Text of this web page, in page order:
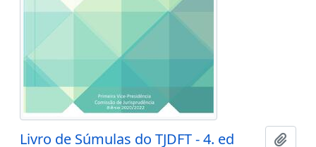
Livro de Súmulas do TJDFT - 4. ed